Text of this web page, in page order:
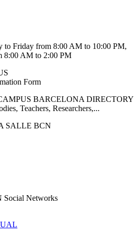
to Friday from 8:00 AM to 10:00 PM,
8:00 AM to 2:00 PM
Form
BARCELONA DIRECTORY
Teachers, Researchers,...
SALLE BCN
Social Networks